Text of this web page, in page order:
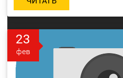
23
фев